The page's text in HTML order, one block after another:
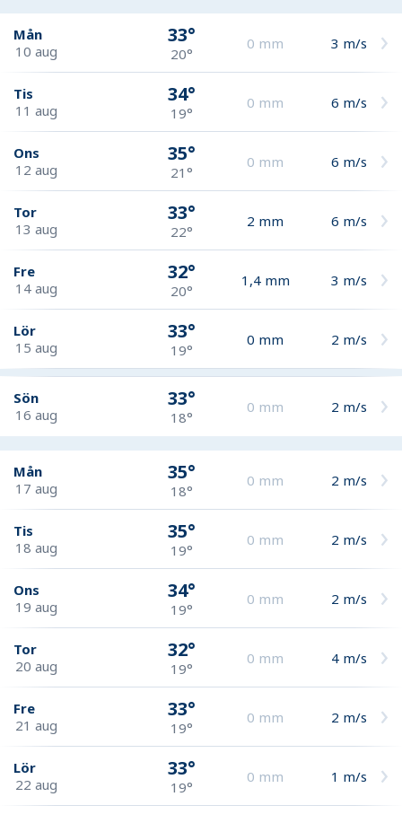
Mån
10 aug
33°
20°
0 mm 3 m/s
Tis
11 aug
34°
19°
0 mm 6 m/s
Ons
12 aug
35°
21°
0 mm 6 m/s
Tor
13 aug
33°
22°
2 mm 6 m/s
Fre
14 aug
32°
20°
1,4 mm 3 m/s
Lör
15 aug
33°
19°
0 mm 2 m/s
Sön
16 aug
33°
18°
0 mm 2 m/s
Mån
17 aug
35°
18°
0 mm 2 m/s
Tis
18 aug
35°
19°
0 mm 2 m/s
Ons
19 aug
34°
19°
0 mm 2 m/s
Tor
20 aug
32°
19°
0 mm 4 m/s
Fre
21 aug
33°
19°
0 mm 2 m/s
Lör
22 aug
33°
19°
0 mm 1 m/s